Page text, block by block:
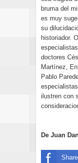
bruma del
es muy
su
historiador.
doctores
Martínez,
Pablo
ilustren con
De Juan